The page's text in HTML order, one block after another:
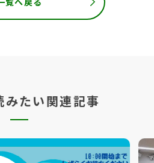
みたい関連記事